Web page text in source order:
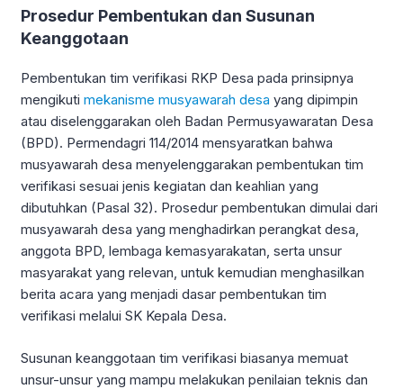
Prosedur Pembentukan dan Susunan
Keanggotaan
Pembentukan tim verifikasi RKP Desa pada prinsipnya
mengikuti mekanisme musyawarah desa yang dipimpin
atau diselenggarakan oleh Badan Permusyawaratan Desa
(BPD). Permendagri 114/2014 mensyaratkan bahwa
musyawarah desa menyelenggarakan pembentukan tim
verifikasi sesuai jenis kegiatan dan keahlian yang
dibutuhkan (Pasal 32). Prosedur pembentukan dimulai dari
musyawarah desa yang menghadirkan perangkat desa,
anggota BPD, lembaga kemasyarakatan, serta unsur
masyarakat yang relevan, untuk kemudian menghasilkan
berita acara yang menjadi dasar pembentukan tim
verifikasi melalui SK Kepala Desa.
Susunan keanggotaan tim verifikasi biasanya memuat
unsur-unsur yang mampu melakukan penilaian teknis dan